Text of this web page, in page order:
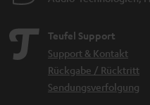
Teufel Support
Support & Kontakt
Rückgabe / Rücktritt
Sendungsverfolgung